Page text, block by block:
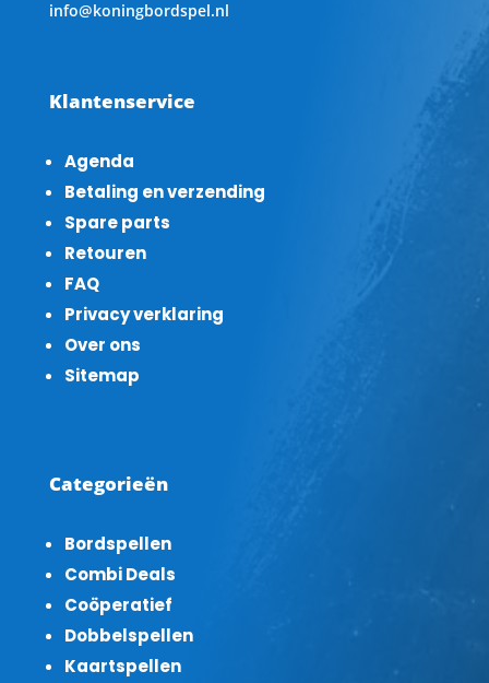
info@koningbordspel.nl
Klantenservice
Agenda
Betaling en verzending
Spare parts
Retouren
FAQ
Privacy verklaring
Over ons
Sitemap
Categorieën
Bordspellen
Combi Deals
Coöperatief
Dobbelspellen
Kaartspellen